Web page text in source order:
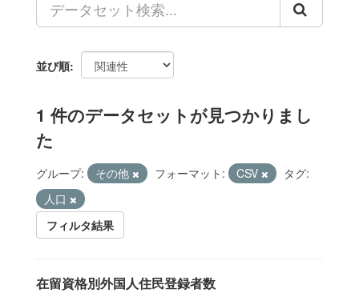
並び順
1 件のデータセットが見つかりまし
た
グループ: その他 フォーマット: CSV
タグ:
人口
フィルタ結果
在留資格別外国人住民登録者数